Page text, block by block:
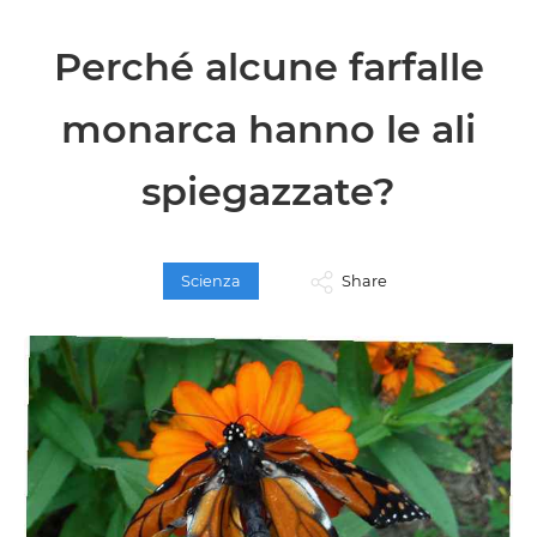
Perché alcune farfalle
monarca hanno le ali
spiegazzate?
Scienza Share